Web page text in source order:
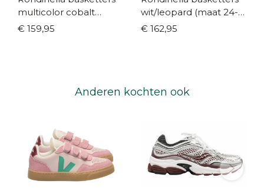
multicolor cobalt
(maat 24-34)
€ 159,95
wit/leopard (maat 24-
35)
€ 162,95
Anderen kochten ook